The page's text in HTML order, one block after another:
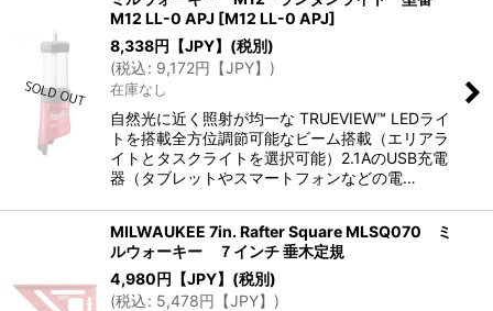
M12 LL-0 APJ [M12 LL-0 APJ]
8,338円【JPY】 (税別)
(税込: 9,172円【JPY】 )
在庫なし
自然光に近く照射が均一な TRUEVIEW™ LEDライ
トを搭載全方位調節可能なビーム搭載（エリアラ
イトとタスクライトを選択可能）2.1AのUSB充電
器（タブレットやスマートフォンなどの電…
MILWAUKEE 7in. Rafter Square MLSQ070 ミ
ルウォーキー ７インチ 垂木定規
4,980円【JPY】 (税別)
(税込: 5,478円【JPY】 )